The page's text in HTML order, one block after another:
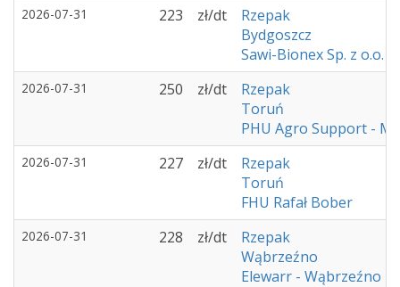
2026-07-31 223 zł/dt
Rzepak
Bydgoszcz
Sawi-Bionex Sp. z o.o.
2026-07-31 250 zł/dt
Rzepak
Toruń
PHU Agro Support -
2026-07-31 227 zł/dt
Rzepak
Toruń
FHU Rafał Bober
2026-07-31 228 zł/dt
Rzepak
Wąbrzeźno
Elewarr - Wąbrzeźno